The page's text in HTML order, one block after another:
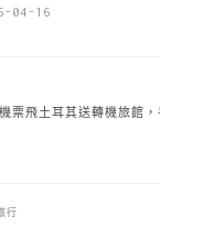
04-16
票飛土耳其送轉機旅館，手
行